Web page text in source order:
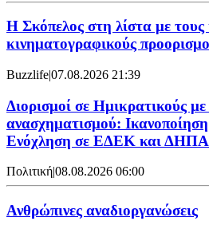
Η Σκόπελος στη λίστα με τους
κινηματογραφικούς
Buzzlife|07.08.2026 21:39
Διορισμοί σε Ημικρατικούς
ανασχηματισμού:
Ενόχληση σε ΕΔΕΚ και ΔΗΠΑ
Πολιτική|08.08.2026 06:00
Ανθρώπινες αναδιοργανώσεις